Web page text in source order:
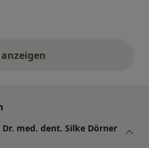
obige Stellungnahmen
med. dent. Silke Dörner